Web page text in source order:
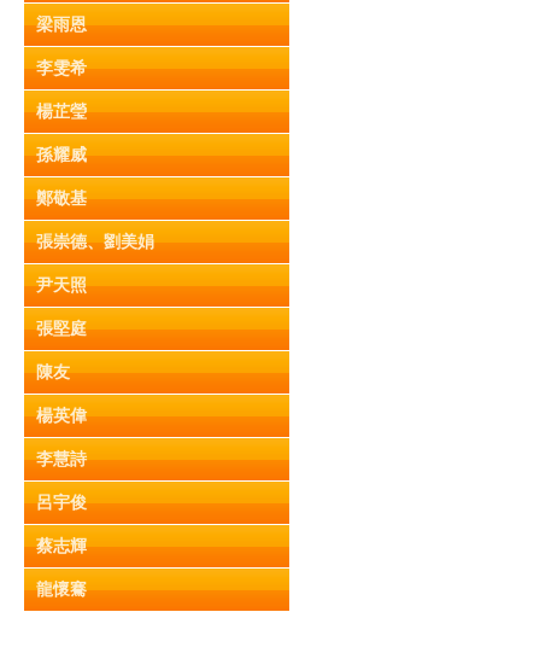
梁雨恩
李雯希
楊芷瑩
孫耀威
鄭敬基
張崇德、劉美娟
尹天照
張堅庭
陳友
楊英偉
李慧詩
呂宇俊
蔡志輝
龍懷騫